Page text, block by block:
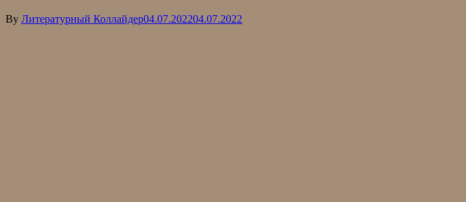
By Литературный Коллайдер04.07.202204.07.2022